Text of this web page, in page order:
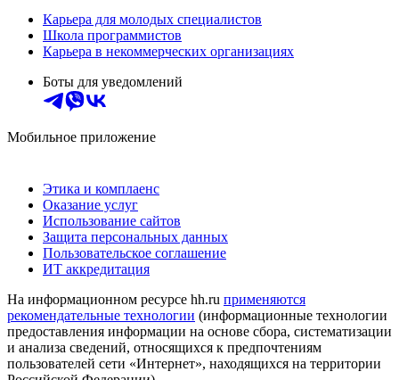
Карьера для молодых специалистов
Школа программистов
Карьера в некоммерческих организациях
Боты для уведомлений
Мобильное приложение
Этика и комплаенс
Оказание услуг
Использование сайтов
Защита персональных данных
Пользовательское соглашение
ИТ аккредитация
На информационном ресурсе hh.ru применяются
рекомендательные технологии (информационные технологии
предоставления информации на основе сбора, систематизации
и анализа сведений, относящихся к предпочтениям
пользователей сети «Интернет», находящихся на территории